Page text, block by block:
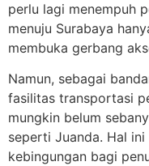
perlu lagi menempuh
menuju Surabaya
membuka gerbang
Namun, sebagai
fasilitas transportasi
mungkin belum
seperti Juanda. Hal
kebingungan bagi